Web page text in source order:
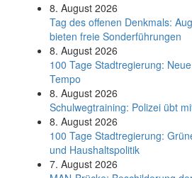
8. August 2026
Tag des offenen Denkmals:
bieten freie Sonderführungen
8. August 2026
100 Tage Stadtregierung:
Tempo
8. August 2026
Schul­weg­trai­ning: Poli­zei übt
8. August 2026
100 Tage Stadtregierung:
und Haushaltspolitik
7. August 2026